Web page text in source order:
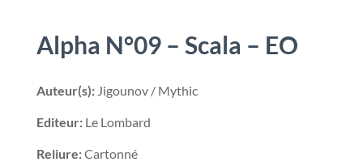
Alpha N°09 – Scala – EO
Auteur(s):Jigounov / Mythic
Editeur:Le Lombard
Reliure:Cartonné